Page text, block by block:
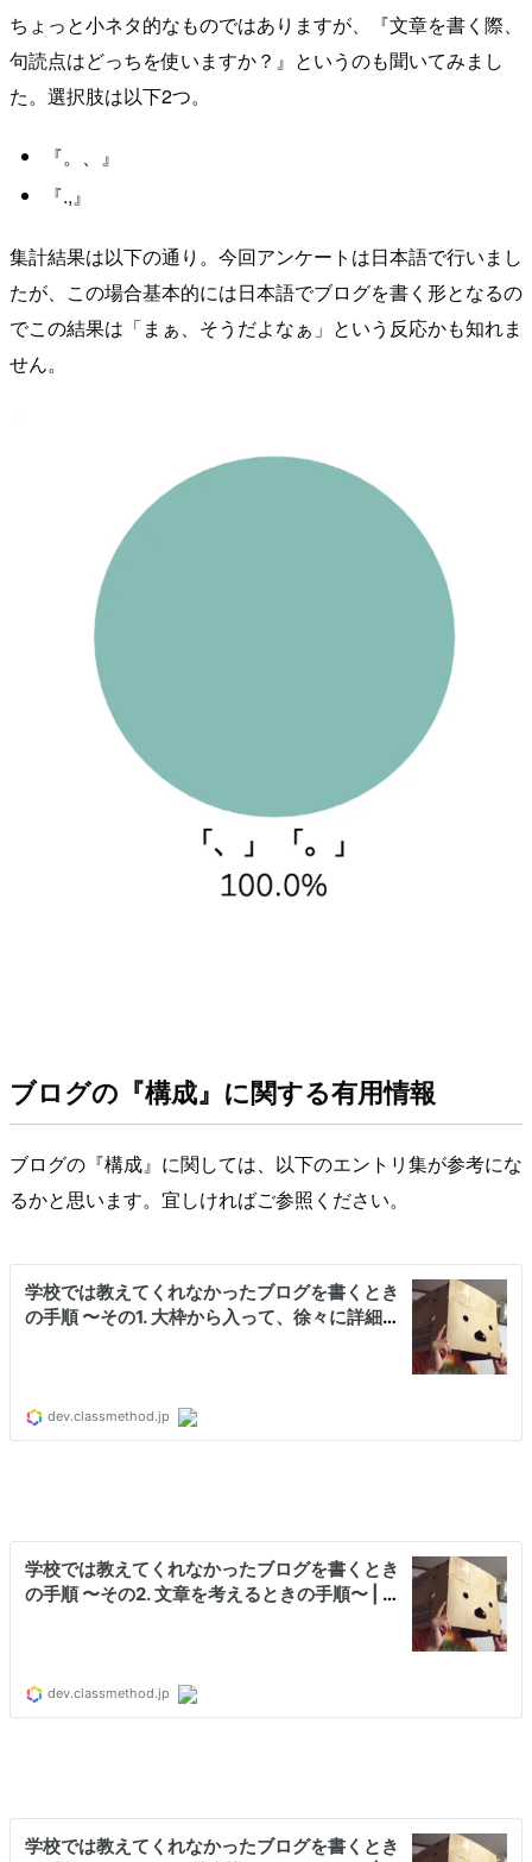
ちょっと小ネタ的なものではありますが、『文章を書く際、
句読点はどっちを使いますか？』というのも聞いてみまし
た。選択肢は以下2つ。
『。、』
『.,』
集計結果は以下の通り。今回アンケートは日本語で行いまし
たが、この場合基本的には日本語でブログを書く形となるの
でこの結果は「まぁ、そうだよなぁ」という反応かも知れま
せん。
ブログの『構成』に関する有用情報
ブログの『構成』に関しては、以下のエントリ集が参考にな
るかと思います。宜しければご参照ください。